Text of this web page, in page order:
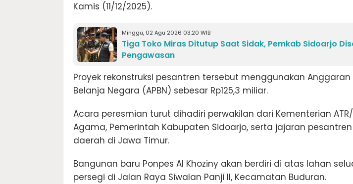
Kamis (11/12/2025).
Minggu, 02 Agu 2026 03:20 WIB
Tiga Toko Miras Ditutup Saat Sidak, Pemkab Sidoarjo
Pengawasan
Proyek rekonstruksi pesantren tersebut menggunakan
Belanja Negara (APBN) sebesar Rp125,3 miliar.
Acara peresmian turut dihadiri perwakilan dari Kementerian ATR/
Agama, Pemerintah Kabupaten Sidoarjo, serta jajaran
daerah di Jawa Timur.
Bangunan baru Ponpes Al Khoziny akan berdiri di atas lahan
persegi di Jalan Raya Siwalan Panji II, Kecamatan Buduran.